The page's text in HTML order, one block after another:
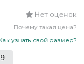
Нет оценок
Почему такая цена?
узнать свой размер?